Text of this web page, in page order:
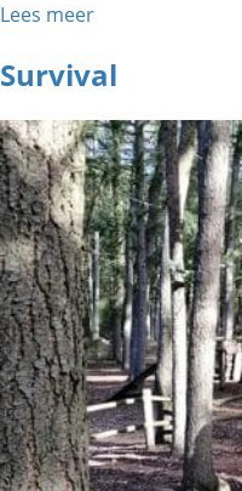
Lees meer
Survival